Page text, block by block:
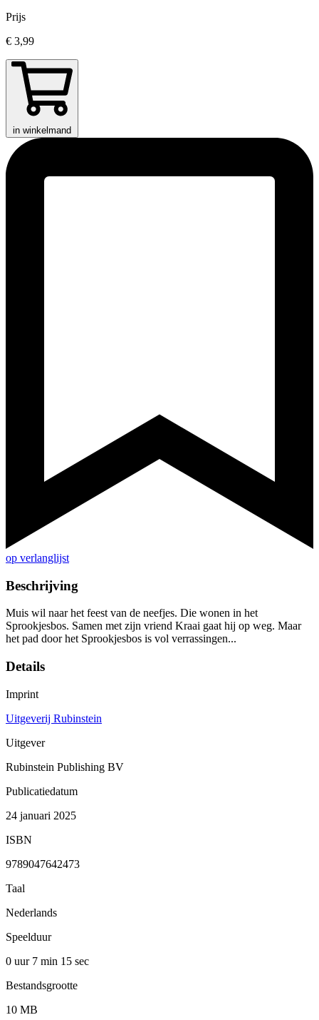
Prijs
€ 3,99
in winkelmand
op verlanglijst
Beschrijving
Muis wil naar het feest van de neefjes. Die wonen in het
Sprookjesbos. Samen met zijn vriend Kraai gaat hij op weg. Maar
het pad door het Sprookjesbos is vol verrassingen...
Details
Imprint
Uitgeverij Rubinstein
Uitgever
Rubinstein Publishing BV
Publicatiedatum
24 januari 2025
ISBN
9789047642473
Taal
Nederlands
Speelduur
0 uur 7 min 15 sec
Bestandsgrootte
10 MB